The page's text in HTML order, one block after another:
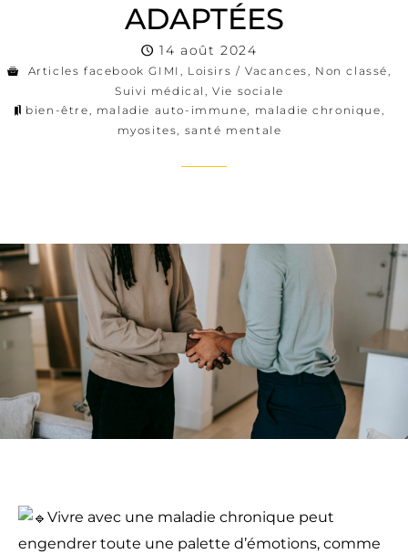
ADAPTÉES
14 août 2024
Articles facebook GIMI , Loisirs / Vacances, Non classé,
Suivi médical ,Vie sociale
bien-être, maladie auto-immune, maladie chronique,
myosites, santé mentale
Vivre avec une maladie chronique peut
engendrer toute une palette d’émotions, comme